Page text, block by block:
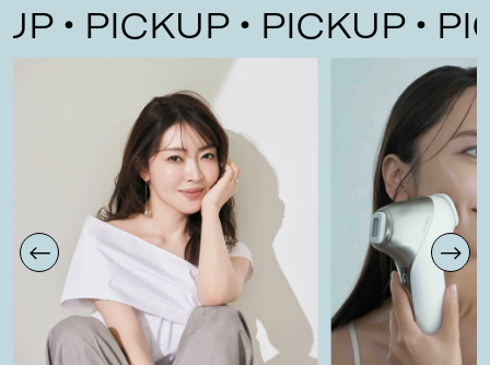
PICKUP PICKUP